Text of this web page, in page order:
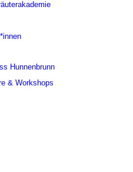
Hunnenbrunn
& Workshops